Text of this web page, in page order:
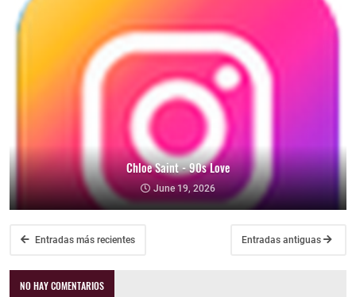
Chloe Saint - 90s Love
June 19, 2026
Entradas más recientes Entradas antiguas
NO HAY COMENTARIOS